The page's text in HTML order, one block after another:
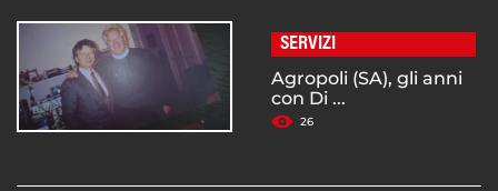
SERVIZI
Agropoli (SA), gli anni
con Di ...
26